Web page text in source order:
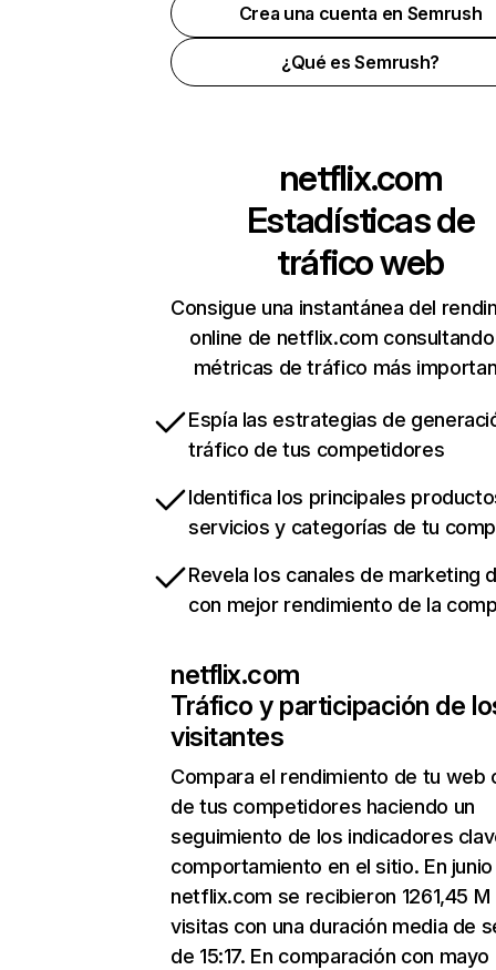
Crea una cuenta en Semrush
¿Qué es Semrush?
netflix.com
Estadísticas de
tráfico web
Consigue una instantánea del
online de netflix.com
métricas de tráfico más
Espía las estrategias de
tráfico de tus competidores
Identifica los principales
servicios y categorías de tu
Revela los canales de marketing
con mejor rendimiento de la
netflix.com
Tráfico y participación de
visitantes
Compara el rendimiento de tu web
de tus competidores haciendo un
seguimiento de los indicadores
comportamiento en el sitio. En junio
netflix.com se recibieron 1261,45 M
visitas con una duración media de
de 15:17. En comparación con mayo